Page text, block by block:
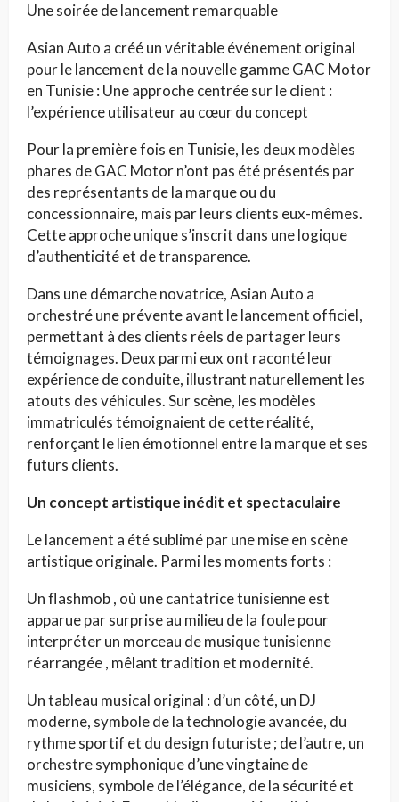
Une soirée de lancement remarquable
Asian Auto a créé un véritable événement original
pour le lancement de la nouvelle gamme GAC Motor
en Tunisie : Une approche centrée sur le client :
l’expérience utilisateur au cœur du concept
Pour la première fois en Tunisie, les deux modèles
phares de GAC Motor n’ont pas été présentés par
des représentants de la marque ou du
concessionnaire, mais par leurs clients eux-mêmes.
Cette approche unique s’inscrit dans une logique
d’authenticité et de transparence.
Dans une démarche novatrice, Asian Auto a
orchestré une prévente avant le lancement officiel,
permettant à des clients réels de partager leurs
témoignages. Deux parmi eux ont raconté leur
expérience de conduite, illustrant naturellement les
atouts des véhicules. Sur scène, les modèles
immatriculés témoignaient de cette réalité,
renforçant le lien émotionnel entre la marque et ses
futurs clients.
Un concept artistique inédit et spectaculaire
Le lancement a été sublimé par une mise en scène
artistique originale. Parmi les moments forts :
Un flashmob , où une cantatrice tunisienne est
apparue par surprise au milieu de la foule pour
interpréter un morceau de musique tunisienne
réarrangée , mêlant tradition et modernité.
Un tableau musical original : d’un côté, un DJ
moderne, symbole de la technologie avancée, du
rythme sportif et du design futuriste ; de l’autre, un
orchestre symphonique d’une vingtaine de
musiciens, symbole de l’élégance, de la sécurité et